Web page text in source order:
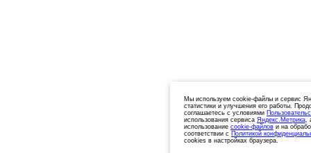
Мы используем cookie-файлы и сервис
статистики и улучшения его работы.
соглашаетесь с условиями
использования сервиса Яндекс.Метрика,
использование cookie-файлов и на
соответствии с Политикой
cookies в настройках браузера.